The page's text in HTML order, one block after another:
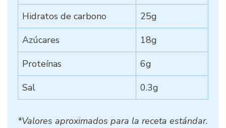
Hidratos de carbono
25g
Azúcares
18g
Proteínas
6g
Sal
0.3g
*Valores aproximados para la receta estándar.